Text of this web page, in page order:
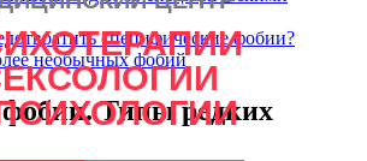
выбери
СВОЕГОспецифические фобии?
необычных фобий
Типы редких